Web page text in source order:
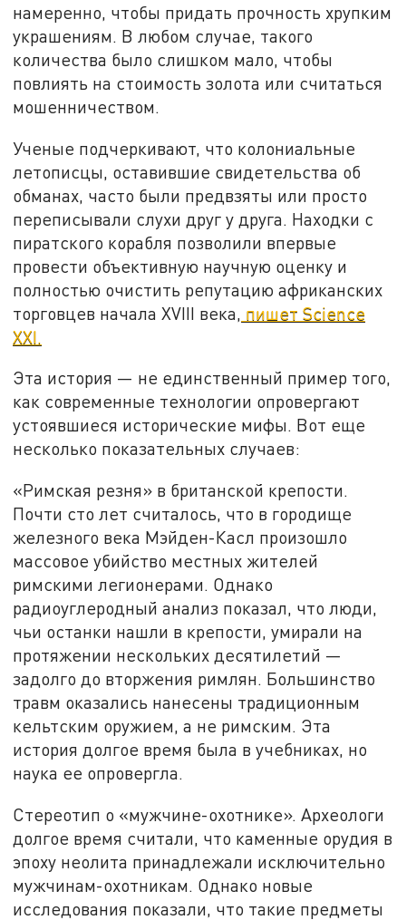
намеренно, чтобы придать прочность хрупким
украшениям. В любом случае, такого
количества было слишком мало, чтобы
повлиять на стоимость золота или считаться
мошенничеством.
Ученые подчеркивают, что колониальные
летописцы, оставившие свидетельства об
обманах, часто были предвзяты или просто
переписывали слухи друг у друга. Находки с
пиратского корабля позволили впервые
провести объективную научную оценку и
полностью очистить репутацию африканских
торговцев начала XVIII века, пишет Science
XXI.
Эта история — не единственный пример того,
как современные технологии опровергают
устоявшиеся исторические мифы. Вот еще
несколько показательных случаев:
«Римская резня» в британской крепости.
Почти сто лет считалось, что в городище
железного века Мэйден-Касл произошло
массовое убийство местных жителей
римскими легионерами. Однако
радиоуглеродный анализ показал, что люди,
чьи останки нашли в крепости, умирали на
протяжении нескольких десятилетий —
задолго до вторжения римлян. Большинство
травм оказались нанесены традиционным
кельтским оружием, а не римским. Эта
история долгое время была в учебниках, но
наука ее опровергла.
Стереотип о «мужчине-охотнике». Археологи
долгое время считали, что каменные орудия в
эпоху неолита принадлежали исключительно
мужчинам-охотникам. Однако новые
исследования показали, что такие предметы